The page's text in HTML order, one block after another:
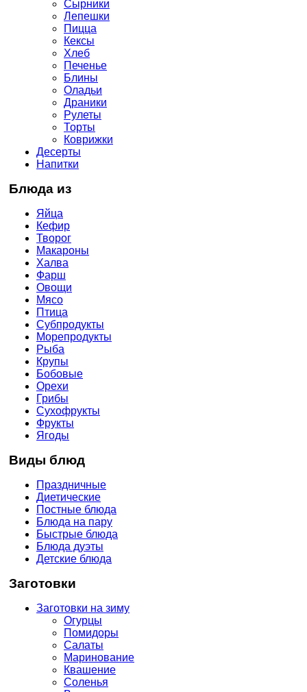
Сырники
Лепешки
Пицца
Кексы
Хлеб
Печенье
Блины
Оладьи
Драники
Рулеты
Торты
Коврижки
Десерты
Напитки
Блюда из
Яйца
Кефир
Творог
Макароны
Халва
Фарш
Овощи
Мясо
Птица
Субпродукты
Морепродукты
Рыба
Крупы
Бобовые
Орехи
Грибы
Сухофрукты
Фрукты
Ягоды
Виды блюд
Праздничные
Диетические
Постные блюда
Блюда на пару
Быстрые блюда
Блюда дуэты
Детские блюда
Заготовки
Заготовки на зиму
Огурцы
Помидоры
Салаты
Маринование
Квашение
Соленья